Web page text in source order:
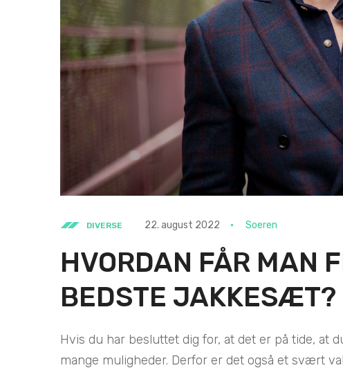
DIVERSE 22. august 2022 Soeren
HVORDAN FÅR MAN
BEDSTE JAKKESÆT?
Hvis du har besluttet dig for, at det er på tide, at
mange muligheder. Derfor er det også et svært